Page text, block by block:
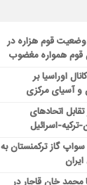
وضعیت قوم هزاره در
قوم همواره مغضوب
اوراسیا بر
و آسیای مرکزی
اتحادهای
اسرائیل
سواپ گاز ترکمنستان به